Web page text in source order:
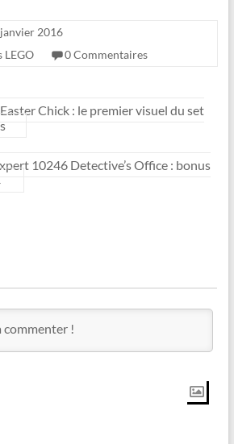
2016
LEGO 0 Commentaires
Chick : le premier visuel du set
10246 Detective’s Office : bonus